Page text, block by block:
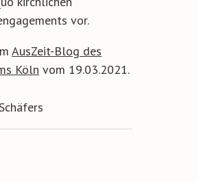
vor.
AusZeit-Blog des
Köln vom 19.03.2021.